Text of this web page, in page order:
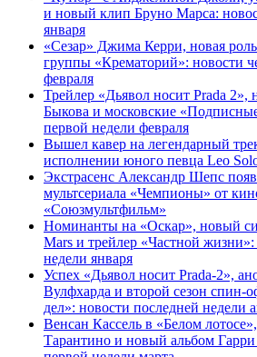
и новый клип Бруно Марса:
января
«Сезар» Джима Керри, новая
группы «Крематорий»: новости
февраля
Трейлер «Дьявол носит Prada
Быкова и московские
первой недели февраля
Вышел кавер на легендарный
исполнении юного певца Leo
Экстрасенс Александр Шепс
мультсериала «Чемпионы» от
«Союзмультфильм»
Номинанты на «Оскар», новый
Mars и трейлер «Частной жизни»:
недели января
Успех «Дьявол носит Prada-2»,
Вулфхарда и второй сезон спин-
дел»: новости последней недели
Венсан Кассель в «Белом
Тарантино и новый альбом Гарри